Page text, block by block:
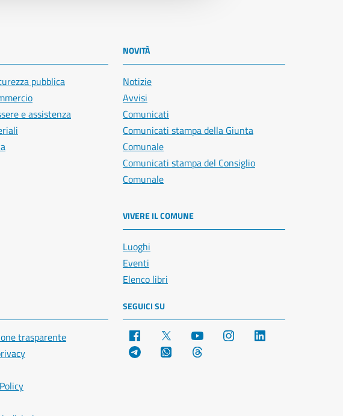
pubblica
e assistenza
NOVITÀ
Notizie
Avvisi
Comunicati
Comunicati stampa della Giunta
Comunale
Comunicati stampa del Consiglio
Comunale
VIVERE IL COMUNE
Luoghi
Eventi
Elenco libri
trasparente
SEGUICI SU
Facebook YouTube Instagram
Telegram WhatsApp